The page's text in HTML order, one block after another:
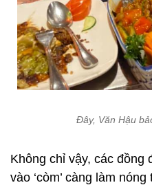
Đây, Văn Hậu
Không chỉ vậy, các đồng
vào ‘còm’ càng làm nóng